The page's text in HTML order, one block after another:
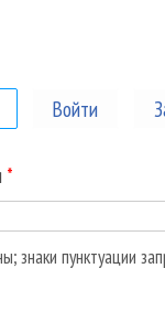
(активная вкладка)
Войти
*
знаки пунктуации